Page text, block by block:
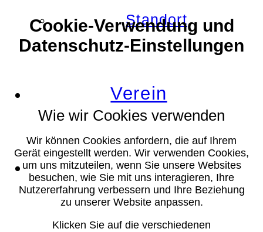
Standort
Verein
Suche
Cookie-Verwendung und
Datenschutz-Einstellungen
Wie wir Cookies verwenden
Wir können Cookies anfordern, die auf Ihrem
Gerät eingestellt werden. Wir verwenden Cookies,
um uns mitzuteilen, wenn Sie unsere Websites
besuchen, wie Sie mit uns interagieren, Ihre
Nutzererfahrung verbessern und Ihre Beziehung
zu unserer Website anpassen.
Klicken Sie auf die verschiedenen